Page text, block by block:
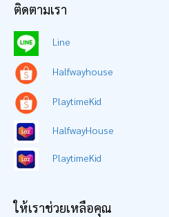
ติดตามเรา
Line
Halfwayhouse
PlaytimeKid
HalfwayHouse
PlaytimeKid
ให้เราช่วยเหลือคุณ